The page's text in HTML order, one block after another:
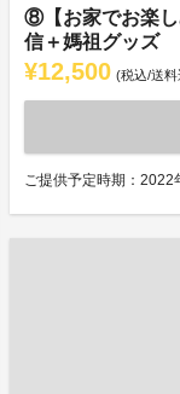
⑧【お家でお楽し
信＋媽祖グッズ
¥12,500 (税込/送料
ご提供予定時期：2022